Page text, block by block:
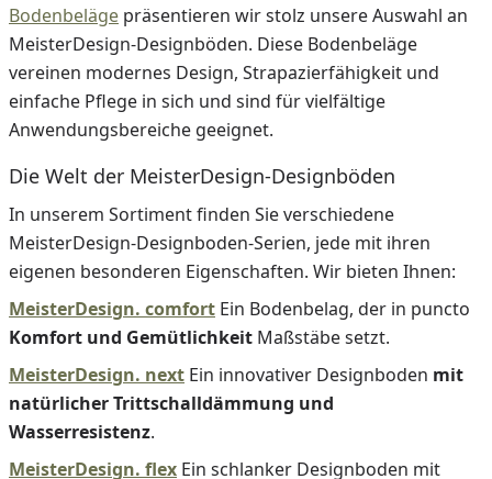
Bodenbeläge präsentieren wir stolz unsere Auswahl an
MeisterDesign-Designböden. Diese Bodenbeläge
vereinen modernes Design, Strapazierfähigkeit und
einfache Pflege in sich und sind für vielfältige
Anwendungsbereiche geeignet.
Die Welt der MeisterDesign-Designböden
In unserem Sortiment finden Sie verschiedene
MeisterDesign-Designboden-Serien, jede mit ihren
eigenen besonderen Eigenschaften. Wir bieten Ihnen:
MeisterDesign. comfort Ein Bodenbelag, der in puncto
Komfort und Gemütlichkeit Maßstäbe setzt.
MeisterDesign. next Ein innovativer Designboden mit
natürlicher Trittschalldämmung und
Wasserresistenz.
MeisterDesign. flex Ein schlanker Designboden mit